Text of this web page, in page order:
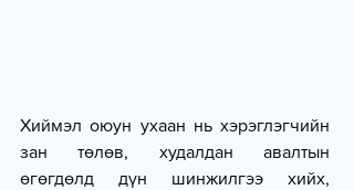
Хиймэл оюун ухаан нь хэрэглэгчийн
зан төлөв, худалдан авалтын
өгөгдөлд дүн шинжилгээ хийх,